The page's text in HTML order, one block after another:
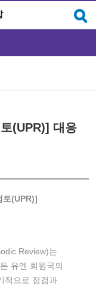
(UPR)] 대응
토(UPR)]
Review)는
유엔 회원국의
적으로 점검과